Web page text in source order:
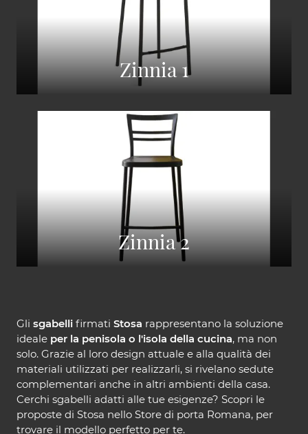
Zinnia 1
Zinnia 2
Gli sgabelli firmati Stosa rappresentano la soluzione
ideale per la penisola o l'isola della cucina, ma non
solo. Grazie al loro design attuale e alla qualità dei
materiali utilizzati per realizzarli, si rivelano sedute
complementari anche in altri ambienti della casa.
Cerchi sgabelli adatti alle tue esigenze? Scopri le
proposte di Stosa nello Store di porta Romana, per
trovare il modello perfetto per te.